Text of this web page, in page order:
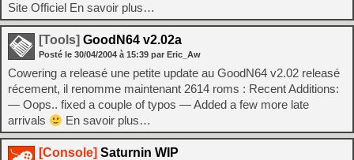
Site Officiel En savoir plus…
[Tools] GoodN64 v2.02a
Posté le 30/04/2004 à 15:39 par Eric_Aw
Cowering a releasé une petite update au GoodN64 v2.02 releasé
récement, il renomme maintenant 2614 roms : Recent Additions:
— Oops.. fixed a couple of typos — Added a few more late
arrivals
En savoir plus…
[Console] Saturnin WIP